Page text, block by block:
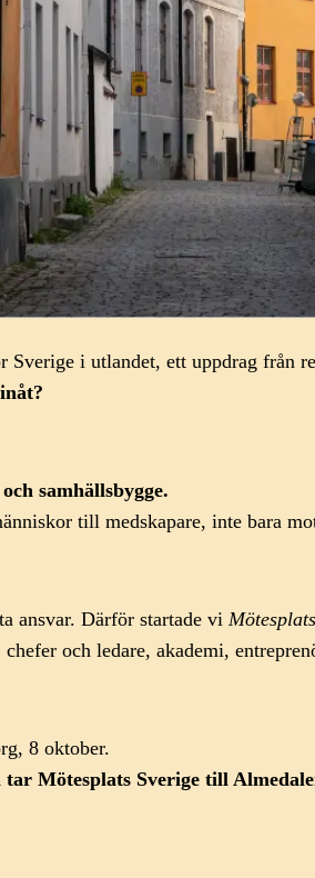
i utlandet, ett uppdrag från
samhällsbygge.
till medskapare, inte bara
ansvar. Därför startade vi
och ledare, akademi,
8 oktober.
Mötesplats Sverige till